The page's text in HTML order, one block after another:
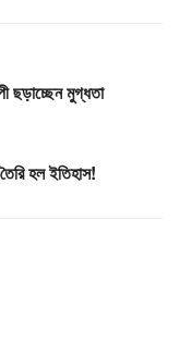
ছড়াচ্ছেন মুগ্ধতা
হল ইতিহাস!